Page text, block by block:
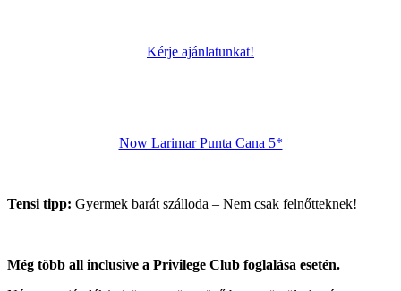
Kérje ajánlatunkat!
Now Larimar Punta Cana 5*
Tensi tipp: Gyermek barát szálloda – Nem csak felnőtteknek!
Még több all inclusive a Privilege Club foglalása esetén.